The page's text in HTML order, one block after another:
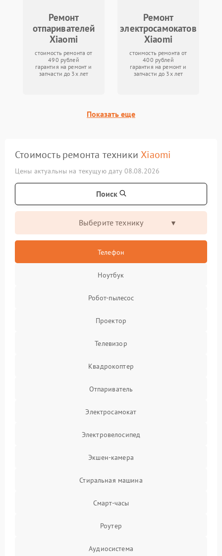
Ремонт
отпаривателей
Xiaomi
стоимость ремонта от
490 рублей
гарантия на ремонт и
запчасти до 3х лет
Ремонт
электросамокатов
Xiaomi
стоимость ремонта от
400 рублей
гарантия на ремонт и
запчасти до 3х лет
Показать еще
Стоимость ремонта техникиXiaomi
Цены актуальны на текущую дату 08.08.2026
Поиск
Выберите технику
Телефон
Ноутбук
Робот-пылесос
Проектор
Телевизор
Квадрокоптер
Отпариватель
Электросамокат
Электровелосипед
Экшен-камера
Стиральная машина
Смарт-часы
Роутер
Аудиосистема